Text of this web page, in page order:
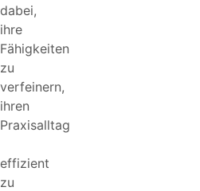
dabei,
ihre
Fähigkeiten
zu
verfeinern,
ihren
Praxisalltag
effizient
zu